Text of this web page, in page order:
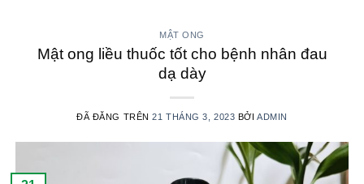
MẬT ONG
Mật ong liều thuốc tốt cho bệnh nhân đau
dạ dày
ĐÃ ĐĂNG TRÊN21 THÁNG 3, 2023 BỞIADMIN